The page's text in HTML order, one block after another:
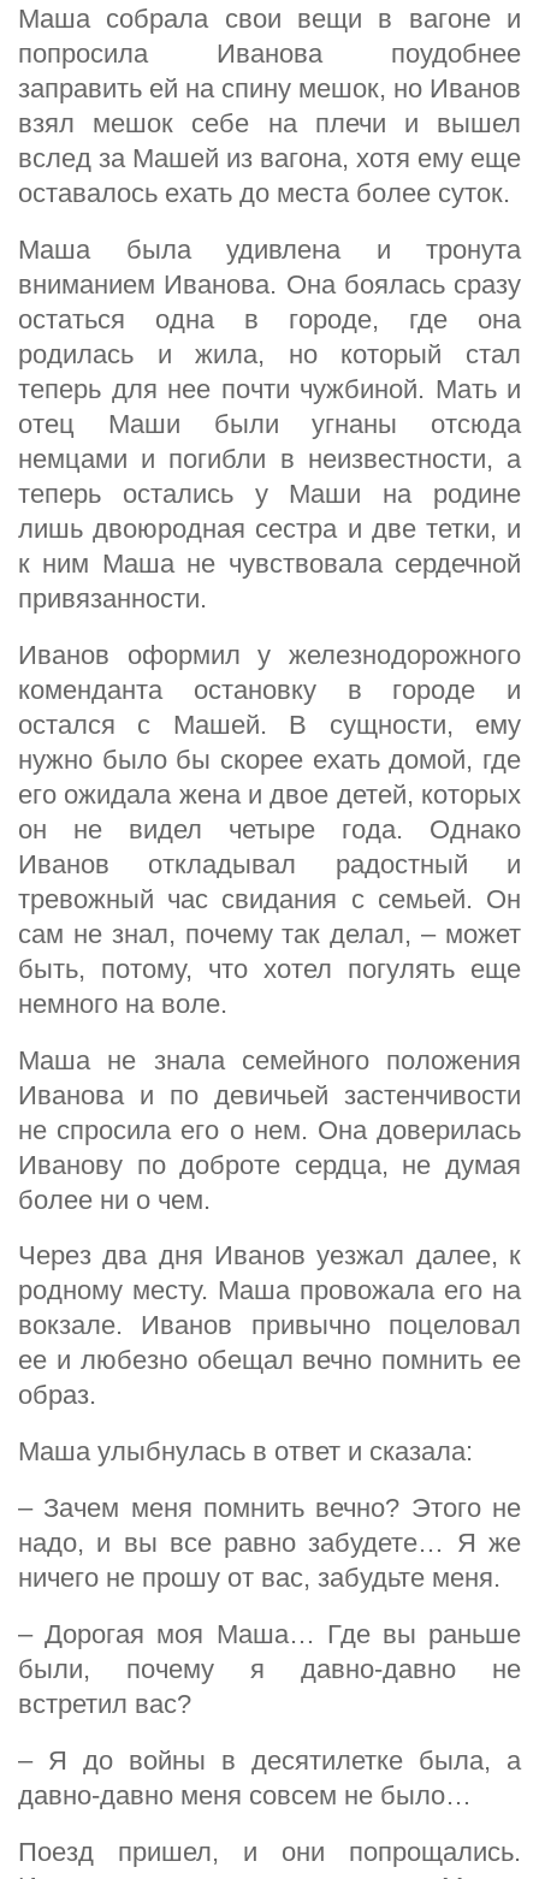
Маша собрала свои вещи в вагоне и
попросила Иванова поудобнее
заправить ей на спину мешок, но Иванов
взял мешок себе на плечи и вышел
вслед за Машей из вагона, хотя ему еще
оставалось ехать до места более суток.
Маша была удивлена и тронута
вниманием Иванова. Она боялась сразу
остаться одна в городе, где она
родилась и жила, но который стал
теперь для нее почти чужбиной. Мать и
отец Маши были угнаны отсюда
немцами и погибли в неизвестности, а
теперь остались у Маши на родине
лишь двоюродная сестра и две тетки, и
к ним Маша не чувствовала сердечной
привязанности.
Иванов оформил у железнодорожного
коменданта остановку в городе и
остался с Машей. В сущности, ему
нужно было бы скорее ехать домой, где
его ожидала жена и двое детей, которых
он не видел четыре года. Однако
Иванов откладывал радостный и
тревожный час свидания с семьей. Он
сам не знал, почему так делал, – может
быть, потому, что хотел погулять еще
немного на воле.
Маша не знала семейного положения
Иванова и по девичьей застенчивости
не спросила его о нем. Она доверилась
Иванову по доброте сердца, не думая
более ни о чем.
Через два дня Иванов уезжал далее, к
родному месту. Маша провожала его на
вокзале. Иванов привычно поцеловал
ее и любезно обещал вечно помнить ее
образ.
Маша улыбнулась в ответ и сказала:
– Зачем меня помнить вечно? Этого не
надо, и вы все равно забудете… Я же
ничего не прошу от вас, забудьте меня.
– Дорогая моя Маша… Где вы раньше
были, почему я давно-давно не
встретил вас?
– Я до войны в десятилетке была, а
давно-давно меня совсем не было…
Поезд пришел, и они попрощались.